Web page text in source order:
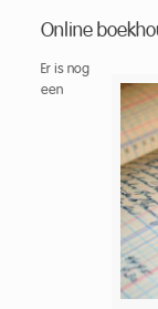
Online
Er is nog
een